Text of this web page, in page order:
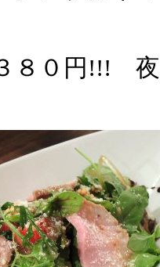
８０円!!!